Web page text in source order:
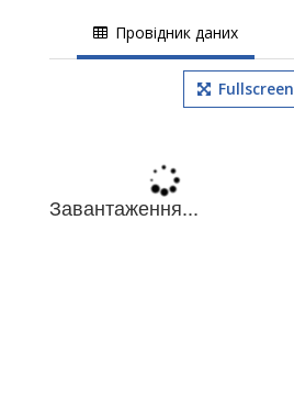
Провідник даних
Fullscreen